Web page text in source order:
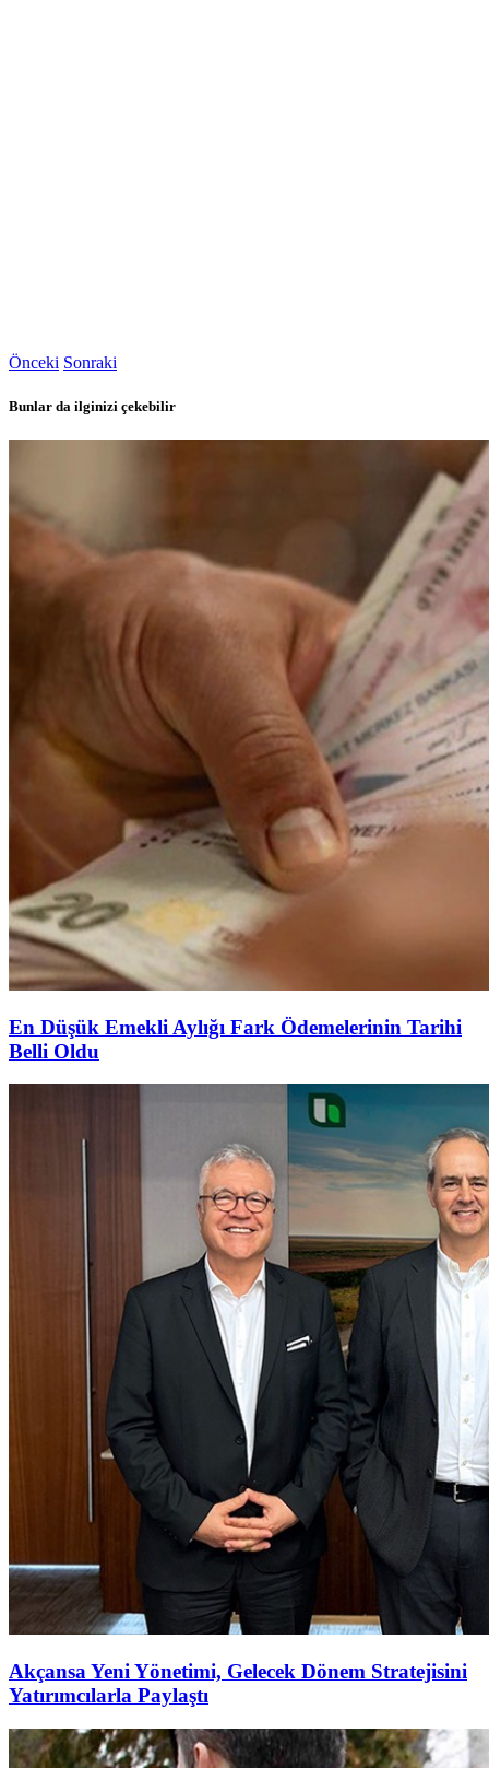
Önceki Sonraki
Bunlar da ilginizi çekebilir
En Düşük Emekli Aylığı Fark Ödemelerinin Tarihi
Belli Oldu
Akçansa Yeni Yönetimi, Gelecek Dönem Stratejisini
Yatırımcılarla Paylaştı